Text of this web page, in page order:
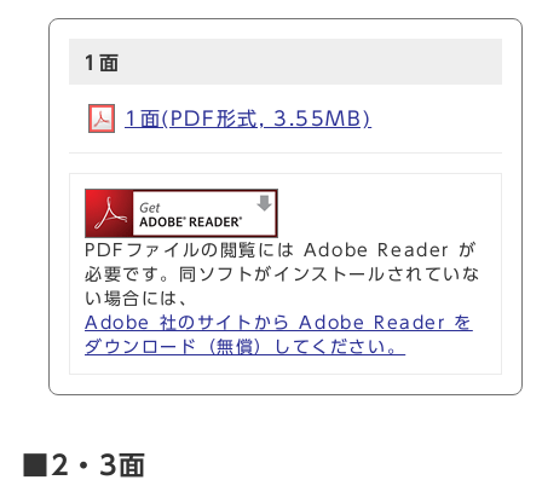
1面
1面(PDF形式, 3.55MB)
PDFファイルの閲覧には Adobe Reader が
必要です。同ソフトがインストールされていな
い場合には、
Adobe 社のサイトから Adobe Reader を
ダウンロード（無償）してください。
■2・3面